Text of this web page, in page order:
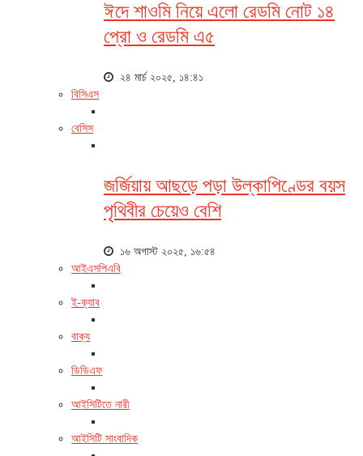
ঈদে শাওমি নিয়ে এলো রেডমি নোট ১৪
প্রো ও রেডমি এ৫
২৪ মার্চ ২০২৫, ১৪:৪১
বিসিএস
বেসিস
জর্জিয়ায় আছড়ে পড়া উল্কাপিণ্ডের বয়স
পৃথিবীর চেয়েও বেশি
১৬ অগাস্ট ২০২৫, ১৬:৫৪
আইএসপিএবি
ই-ক্যাব
বাক্য
ডিডিএফ
আইসিটিতে নারী
আইসিটি সাংবাদিক